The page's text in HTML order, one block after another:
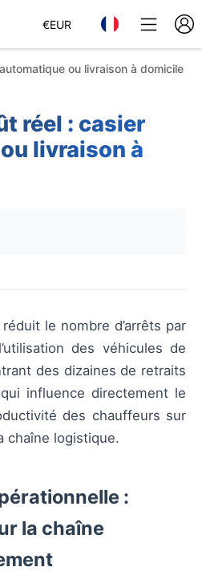
€EUR
ou livraison à domicile
réel : casier
livraison à
le nombre d’arrêts par
des véhicules de
des dizaines de retraits
influence directement le
des chauffeurs sur
chaîne logistique.
:
la chaîne